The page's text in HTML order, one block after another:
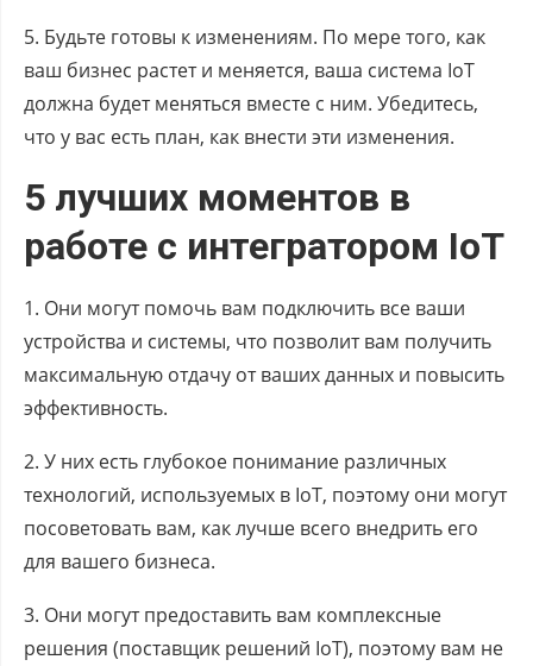
5. Будьте готовы к изменениям. По мере того, как
ваш бизнес растет и меняется, ваша система IoT
должна будет меняться вместе с ним. Убедитесь,
что у вас есть план, как внести эти изменения.
5 лучших моментов в
работе с интегратором IoT
1. Они могут помочь вам подключить все ваши
устройства и системы, что позволит вам получить
максимальную отдачу от ваших данных и повысить
эффективность.
2. У них есть глубокое понимание различных
технологий, используемых в IoT, поэтому они могут
посоветовать вам, как лучше всего внедрить его
для вашего бизнеса.
3. Они могут предоставить вам комплексные
решения (поставщик решений IoT), поэтому вам не